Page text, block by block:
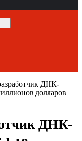
ДНК-
долларов
ДНК-